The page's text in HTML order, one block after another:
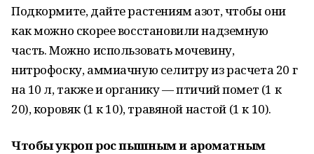
Подкормите, дайте растениям азот, чтобы они
как можно скорее восстановили надземную
часть. Можно использовать мочевину,
нитрофоску, аммиачную селитру из расчета 20 г
на 10 л, также и органику — птичий помет (1 к
20), коровяк (1 к 10), травяной настой (1 к 10).
Чтобы укpoп poc пышным и ароматным